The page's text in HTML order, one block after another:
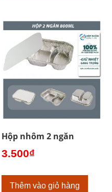
Hộp nhôm 2 ngăn
3.500₫
Thêm vào giỏ hàng